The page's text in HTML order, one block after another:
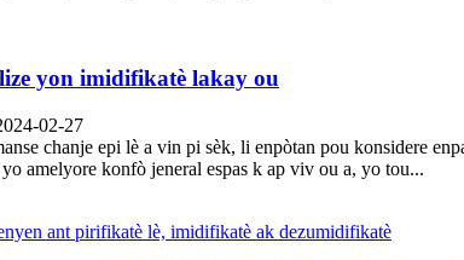
yon imidifikatè lakay ou
02-27
chanje epi lè a vin pi sèk, li enpòtan pou konsidere
amelyore konfò jeneral espas k ap viv ou a, yo tou...